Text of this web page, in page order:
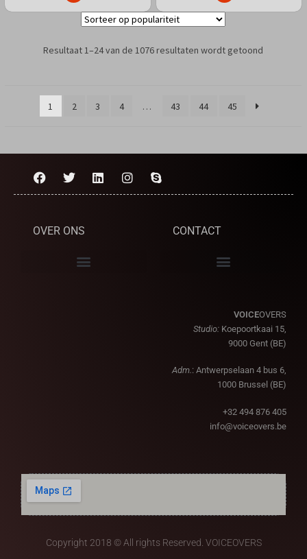
Resultaat 1–24 van de 1076 resultaten wordt getoond
1 2 3 4 … 43 44 45
OVER ONS CONTACT
VOICEOVERS
Studio: Koepoortkaai 15,
9000 Gent (BE)
Adm.: Antwerpselaan 4 bus 6,
1000 Brussel (BE)
+32 494 876 405
info@voiceovers.be
Copyright 2018 © All rights Reserved. VOICEOVERS